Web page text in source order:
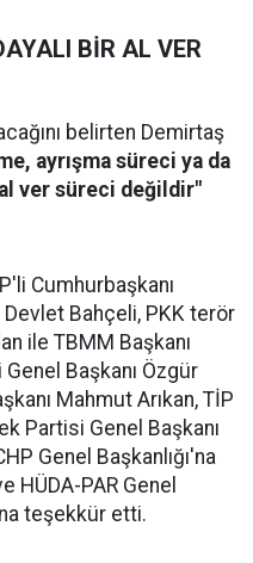
BİR AL VER
belirten Demirtaş
ayrışma süreci ya da
ver süreci değildir"
Cumhurbaşkanı
Devlet Bahçeli, PKK terör
ile TBMM Başkanı
Başkanı Özgür
Mahmut Arıkan, TİP
Partisi Genel Başkanı
Genel Başkanlığı'na
HÜDA-PAR Genel
teşekkür etti.